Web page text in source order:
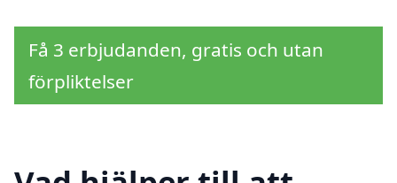
Få 3 erbjudanden, gratis och utan
förpliktelser